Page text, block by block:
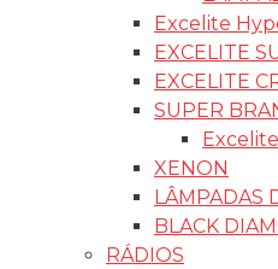
Excelite
EXCELITE
EXCELITE
SUPER
Excelite
XENON
LÂMPADAS
BLACK
RÁDIOS